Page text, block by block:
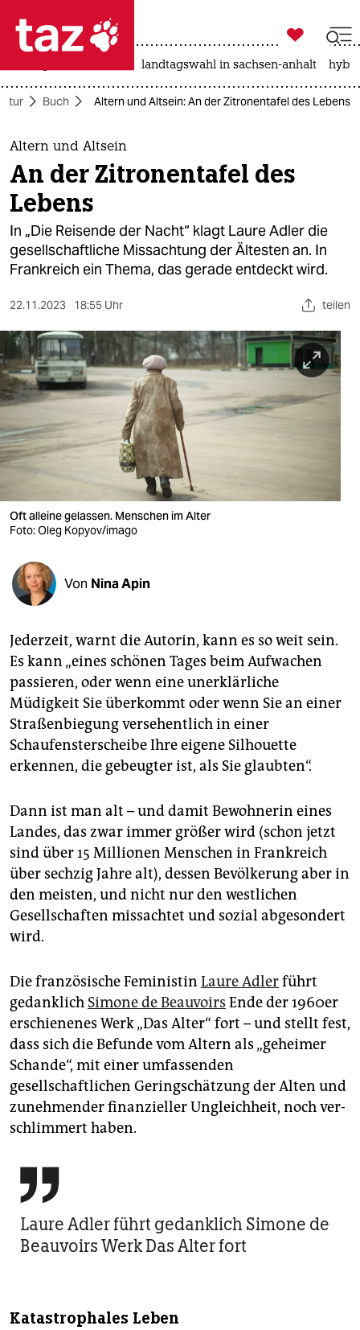
 taz zahl ich
taz zahl ich
themen
politik
öko
gesellschaft
sport
berlin
nord
wahrheit
verlag
verlag
veranstaltungen
shop
fragen & hilfe
unterstützen
abo
genossenschaft
epaper login

taz zahl ich
landtagswahl in sachsen-anhalt
Buch Altern und Altsein: An der Zitronentafel des Lebens
Altern und Altsein
An der Zitronentafel des
Lebens
In „Die Reisende der Nacht“ klagt Laure Adler die
gesellschaftliche Missachtung der Ältesten an. In
Frankreich ein Thema, das gerade entdeckt wird.
22.11.2023 18:55 Uhr teilen
Oft alleine gelassen. Menschen im Alter
Foto: Oleg Kopyov/imago
Von Nina Apin
Jederzeit, warnt die Autorin, kann es so weit sein.
Es kann „eines schönen Tages beim Aufwachen
passieren, oder wenn eine unerklärliche
Müdigkeit Sie überkommt oder wenn Sie an einer
Straßenbiegung versehentlich in einer
Schaufensterscheibe Ihre eigene Silhouette
erkennen, die gebeugter ist, als Sie glaubten“.
Dann ist man alt – und damit Bewohnerin eines
Landes, das zwar immer größer wird (schon jetzt
sind über 15 Millionen Menschen in Frankreich
über sechzig Jahre alt), dessen Bevölkerung aber in
den meisten, und nicht nur den westlichen
Gesellschaften missachtet und sozial abgesondert
wird.
Die französische Feministin Laure Adlerführt
gedanklich Simone de Beauvoirs Ende der 1960er
erschienenes Werk „Das Alter“ fort – und stellt fest,
dass sich die Befunde vom Altern als „geheimer
Schande“, mit einer umfassenden
gesellschaftlichen Geringschätzung der Alten und
zunehmender finanziel­ler Ungleichheit, noch ver­
schlimmert haben.

Laure Adler führt gedanklich Simone de
Beauvoirs Werk Das Alter fort
Katastrophales Leben